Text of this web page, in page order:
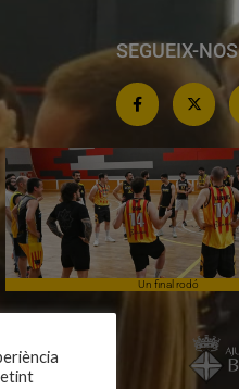
SEGUEIX-NOS
Un final rodó